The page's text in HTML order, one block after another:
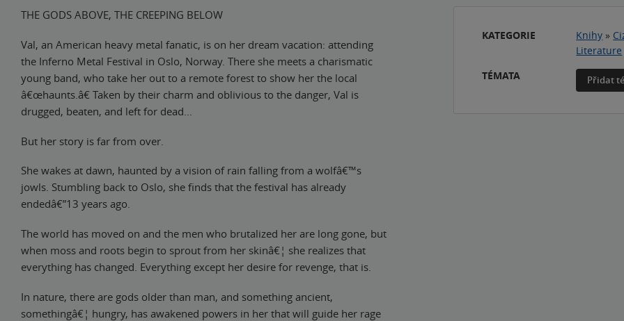
THE GODS ABOVE, THE CREEPING BELOW
Val, an American heavy metal fanatic, is on her dream vacation: attending
the Inferno Metal Festival in Oslo, Norway. There she meets a charismatic
young band, who take her out to a remote forest to show her the local
â€œhaunts.â€ Taken by their charm and oblivious to the danger, Val is
drugged, beaten, and left for dead...
But her story is far from over.
She wakes at dawn, haunted by a vision of rain falling from a wolfâ€™s
jowls. Stumbling back to Oslo, she finds that the festival has already
endedâ€”13 years ago.
The world has moved on and the men who brutalized her are long gone, but
when moss and roots begin to sprout from her skinâ€¦ she realizes that
everything has changed. Everything except her desire for revenge, that is.
In nature, there are gods older than man, and something ancient,
somethingâ€¦ hungry, has awakened powers in her that will guide her rage
KATEGORIE Knihy »
Literature
TÉMATA
Přidat